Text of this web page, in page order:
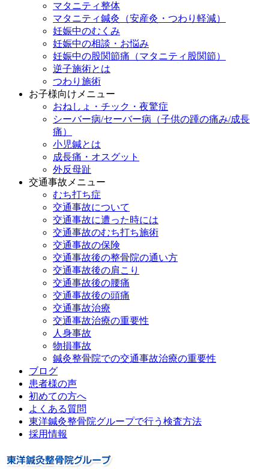
マタニティ整体
マタニティ鍼灸（安産灸・つわり軽減）
妊娠中のむくみ
妊娠中の相談・お悩み
妊娠中の股関節痛（マタニティ股関節）
逆子施術とは
つわり施術
お子様向けメニュー
おねしょ・チック・夜驚症
シーバー病/セーバー病（子供の踵の痛み/成長
痛）
小児鍼とは
成長痛・オスグット
外反母趾
交通事故メニュー
むち打ち症
交通事故について
交通事故に遭った時には
交通事故のむち打ち施術
交通事故の保険
交通事故後の整骨院の通い方
交通事故後の肩こり
交通事故後の腰痛
交通事故後の頭痛
交通事故治療
交通事故治療の重要性
人身事故
物損事故
鍼灸整骨院での交通事故治療の重要性
ブログ
患者様の声
初めての方へ
よくある質問
東洋鍼灸整骨院グループで行う検査方法
採用情報